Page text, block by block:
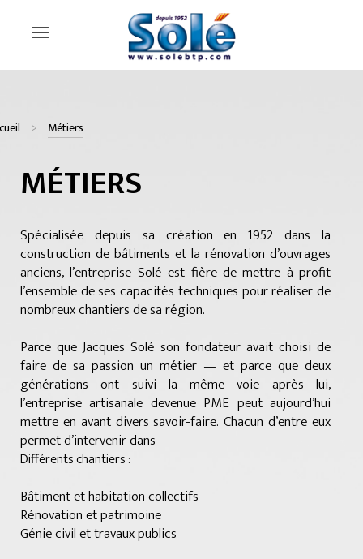
Métiers
MÉTIERS
Spécialisée depuis sa création en 1952 dans la
construction de bâtiments et la rénovation d’ouvrages
anciens, l’entreprise Solé est fière de mettre à profit
l’ensemble de ses capacités techniques pour réaliser de
nombreux chantiers de sa région.
Parce que Jacques Solé son fondateur avait choisi de
faire de sa passion un métier — et parce que deux
générations ont suivi la même voie après lui,
l’entreprise artisanale devenue PME peut aujourd’hui
mettre en avant divers savoir-faire. Chacun d’entre eux
permet d’intervenir dans
Différents chantiers :
Bâtiment et habitation collectifs
Rénovation et patrimoine
Génie civil et travaux publics